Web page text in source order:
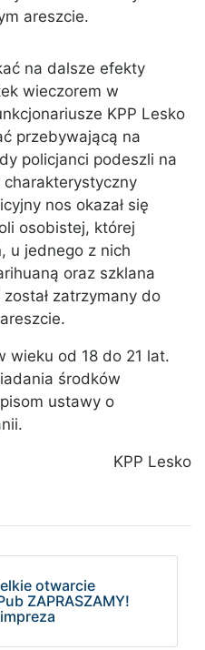
areszcie.
na dalsze efekty
wieczorem w
KPP Lesko
przebywającą na
policjanci podeszli na
nos okazał się
osobistej, której
u jednego z nich
oraz szklana
zatrzymany do
wieku od 18 do 21 lat.
środków
ustawy o
KPP Lesko
otwarcie
ZAPRASZAMY!